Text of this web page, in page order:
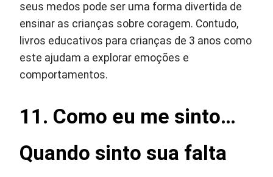
seus medos pode ser uma forma divertida de
ensinar as crianças sobre coragem. Contudo,
livros educativos para crianças de 3 anos como
este ajudam a explorar emoções e
comportamentos.
11. Como eu me sinto…
Quando sinto sua falta